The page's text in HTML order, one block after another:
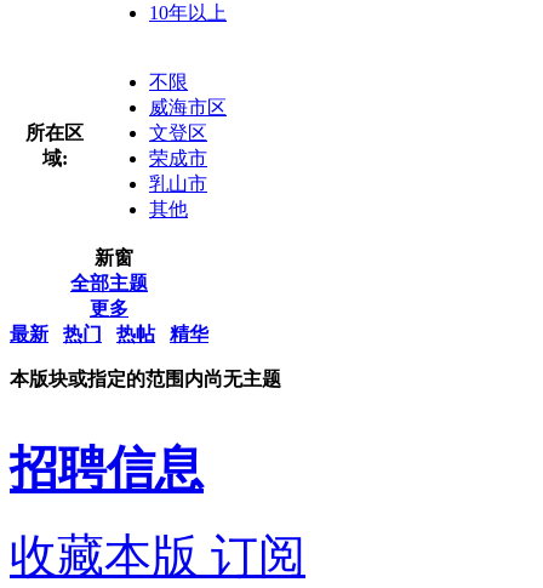
10年以上
所在区
域:
不限
威海市区
文登区
荣成市
乳山市
其他
新窗
全部主题
更多
最新
热门 热帖 精华
本版块或指定的范围内尚无主题
招聘信息
收藏本版 订阅